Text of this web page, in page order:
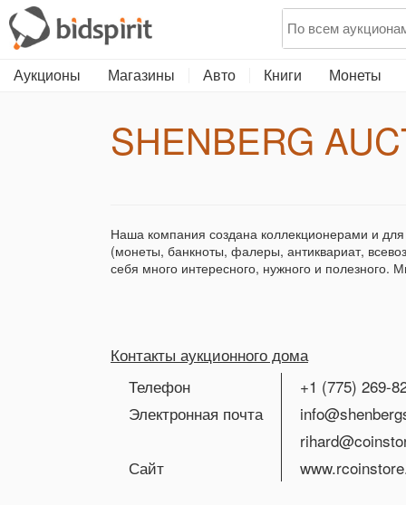
Аукционы Магазины Авто Книги Монеты
SHENBERG
Наша компания создана коллекционерами и для коллекционеров. Мы занимаемся продажей различных товаров, имеющих отношение к коллекционированию
(монеты, банкноты, фалеры, антиквариат,
себя много интересного, нужного и
Контакты аукционного дома
Телефон
Электронная почта
Сайт
+1 (775) 269-